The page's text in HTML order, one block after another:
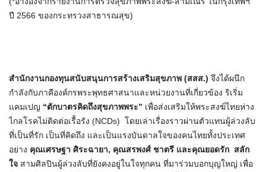
ปี 2566 ของกระทรวงสาธารณสุข)
สำนักงานกองทุนสนับสนุนการสร้างเสริมสุขภาพ (สสส.) จึงได้ผนึก
กำลังกับภาคีองค์กรพระพุทธศาสนาและหน่วยงานที่เกี่ยวข้อง ริเริ่ม
แคมเปญ “ตักบาตรคิดถึงสุขภาพพระ” เพื่อส่งเสริมให้พระสงฆ์ไทยห่าง
ไกลโรคไม่ติดต่อเรื้อรัง (NCDs) โดยเล่าเรื่องราวผ่านตัวแทนผู้ล่วงลับ
ที่เป็นที่รัก เป็นที่คิดถึง และเป็นแรงบันดาลใจของคนไทยทั้งประเทศ
อย่าง คุณเศรษฐา ศิระฉายา, คุณสรพงศ์ ชาตรี และคุณยอดรัก สลัก
ใจ สามศิลปินผู้ล่วงลับที่ยังคงอยู่ในใจทุกคน ที่มาร่วมบอกบุญใหญ่ เพื่อ